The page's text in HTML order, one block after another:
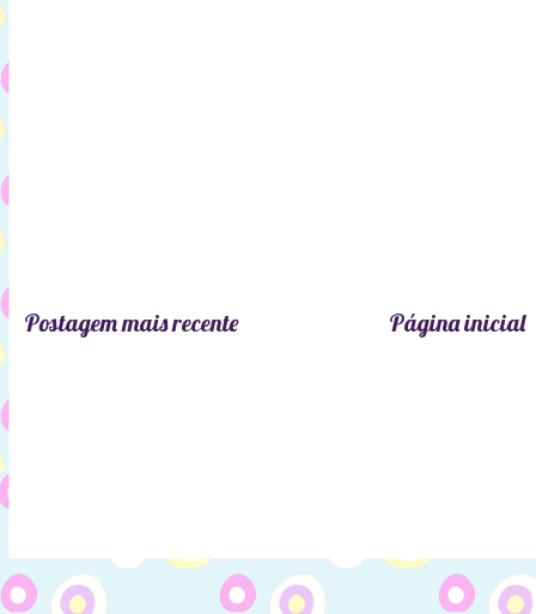
Postagem mais recente Página inicial